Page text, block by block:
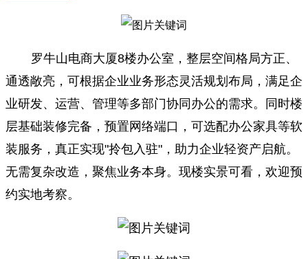
罗牛山电商大厦8楼办公室，整层空间格局方正、
通透敞亮，可根据企业业务形态灵活规划布局，满足企
业研发、运营、管理等多部门协同办公的需求。同时楼
层基础装修完备，预置网络端口，可选配办公家具等软
装服务，真正实现"拎包入驻"，助力企业轻资产启航。
无需复杂改造，聚焦业务本身。现楼实景可看，欢迎预
约实地考察。